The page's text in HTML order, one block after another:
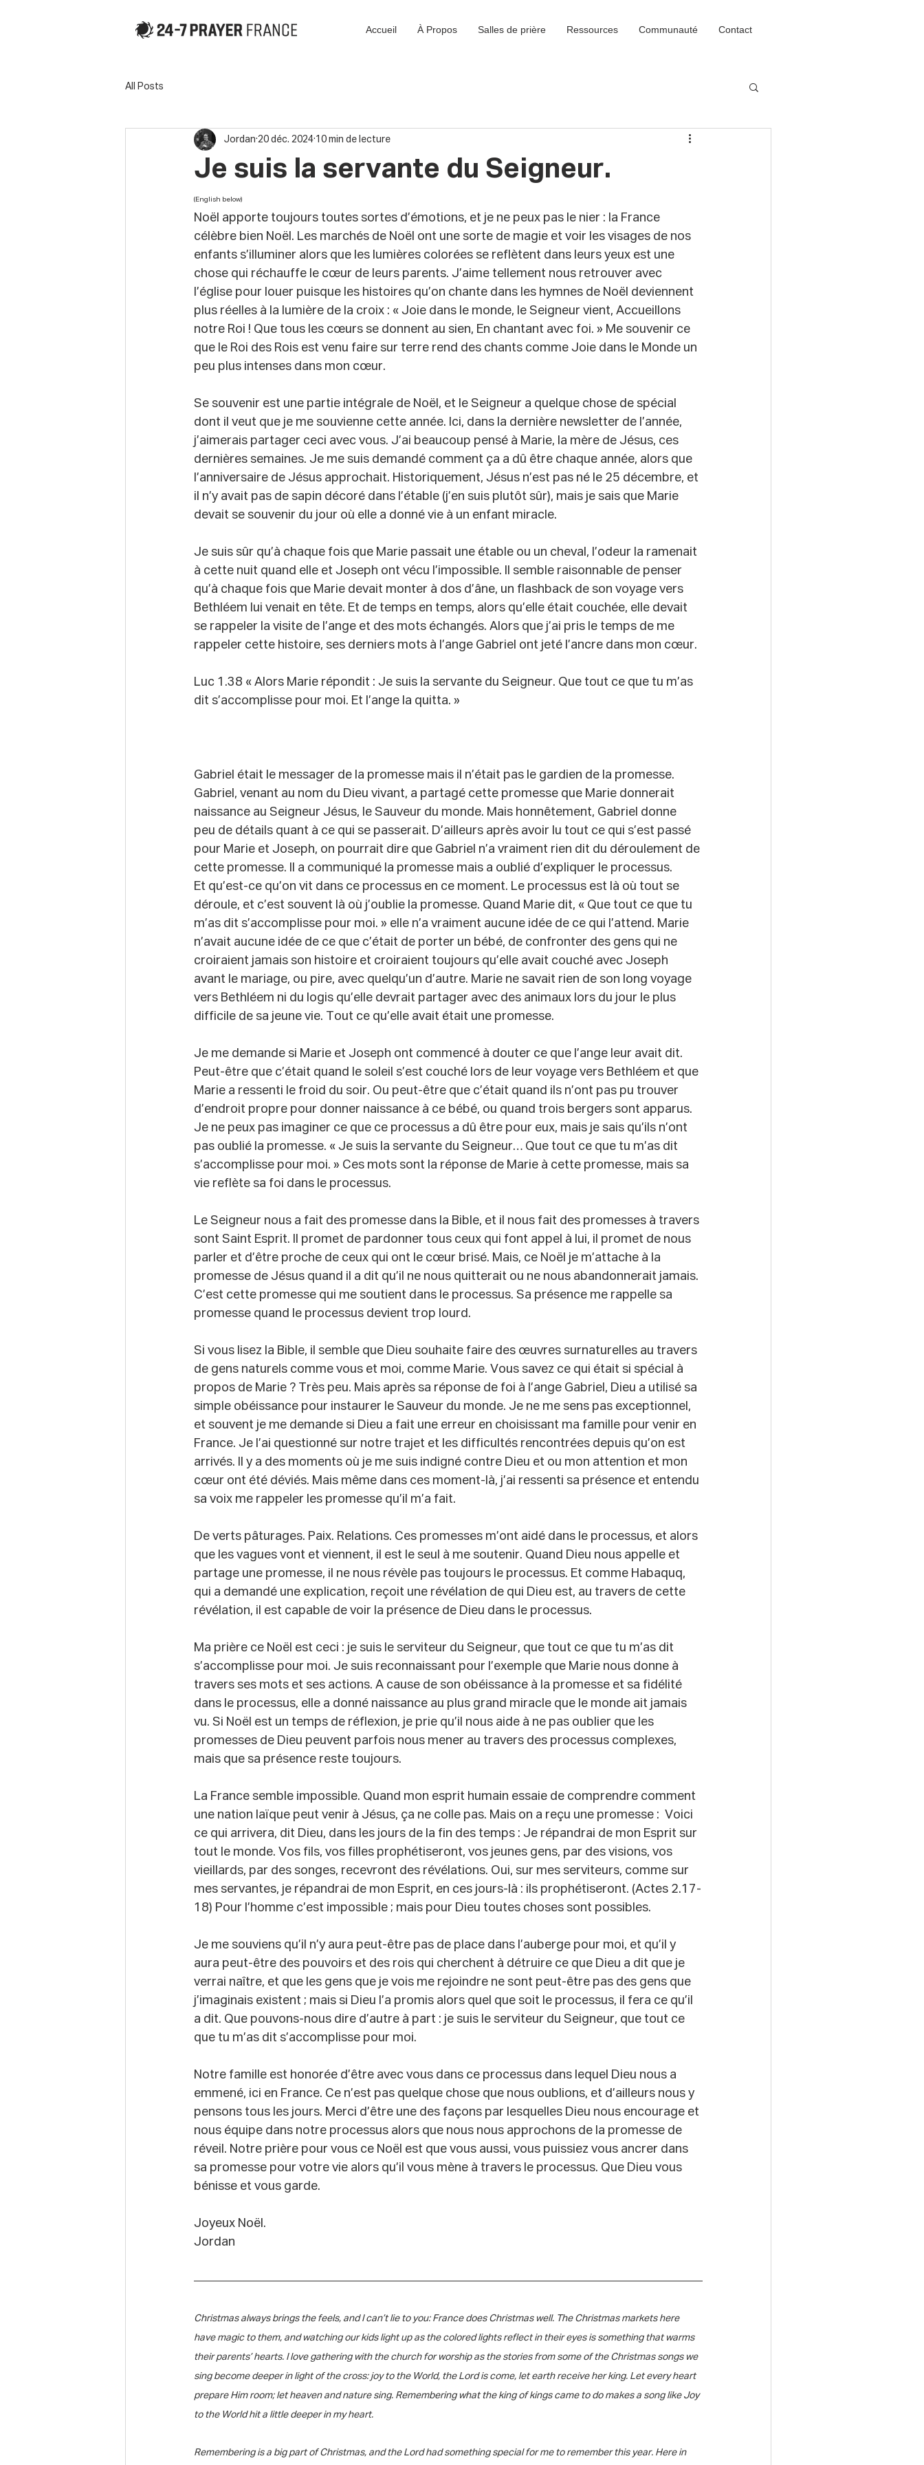
Accueil À Propos Salles de prière Ressources Communauté Contact
All Posts
Je suis la servante du Seigneur.
Jordan 20 déc. 2024 10 min de lecture
(English below)
Noël apporte toujours toutes sortes d’émotions, et je ne peux pas le nier : la France
célèbre bien Noël. Les marchés de Noël ont une sorte de magie et voir les visages de nos
enfants s’illuminer alors que les lumières colorées se reflètent dans leurs yeux est une
chose qui réchauffe le cœur de leurs parents. J’aime tellement nous retrouver avec
l’église pour louer puisque les histoires qu’on chante dans les hymnes de Noël deviennent
plus réelles à la lumière de la croix : « Joie dans le monde, le Seigneur vient, Accueillons
notre Roi ! Que tous les cœurs se donnent au sien, En chantant avec foi. » Me souvenir ce
que le Roi des Rois est venu faire sur terre rend des chants comme Joie dans le Monde un
peu plus intenses dans mon cœur.
Se souvenir est une partie intégrale de Noël, et le Seigneur a quelque chose de spécial
dont il veut que je me souvienne cette année. Ici, dans la dernière newsletter de l’année,
j’aimerais partager ceci avec vous. J’ai beaucoup pensé à Marie, la mère de Jésus, ces
dernières semaines. Je me suis demandé comment ça a dû être chaque année, alors que
l’anniversaire de Jésus approchait. Historiquement, Jésus n’est pas né le 25 décembre, et
il n’y avait pas de sapin décoré dans l’étable (j’en suis plutôt sûr), mais je sais que Marie
devait se souvenir du jour où elle a donné vie à un enfant miracle.
Je suis sûr qu’à chaque fois que Marie passait une étable ou un cheval, l’odeur la ramenait
à cette nuit quand elle et Joseph ont vécu l’impossible. Il semble raisonnable de penser
qu’à chaque fois que Marie devait monter à dos d’âne, un flashback de son voyage vers
Bethléem lui venait en tête. Et de temps en temps, alors qu’elle était couchée, elle devait
se rappeler la visite de l’ange et des mots échangés. Alors que j’ai pris le temps de me
rappeler cette histoire, ses derniers mots à l’ange Gabriel ont jeté l’ancre dans mon cœur.
Luc 1.38 « Alors Marie répondit : Je suis la servante du Seigneur. Que tout ce que tu m’as
dit s’accomplisse pour moi. Et l’ange la quitta. »
Gabriel était le messager de la promesse mais il n’était pas le gardien de la promesse.
Gabriel, venant au nom du Dieu vivant, a partagé cette promesse que Marie donnerait
naissance au Seigneur Jésus, le Sauveur du monde. Mais honnêtement, Gabriel donne
peu de détails quant à ce qui se passerait. D’ailleurs après avoir lu tout ce qui s’est passé
pour Marie et Joseph, on pourrait dire que Gabriel n’a vraiment rien dit du déroulement de
cette promesse. Il a communiqué la promesse mais a oublié d’expliquer le processus.
Et qu’est-ce qu’on vit dans ce processus en ce moment. Le processus est là où tout se
déroule, et c’est souvent là où j’oublie la promesse. Quand Marie dit, « Que tout ce que tu
m’as dit s’accomplisse pour moi. » elle n’a vraiment aucune idée de ce qui l’attend. Marie
n’avait aucune idée de ce que c’était de porter un bébé, de confronter des gens qui ne
croiraient jamais son histoire et croiraient toujours qu’elle avait couché avec Joseph
avant le mariage, ou pire, avec quelqu’un d’autre. Marie ne savait rien de son long voyage
vers Bethléem ni du logis qu’elle devrait partager avec des animaux lors du jour le plus
difficile de sa jeune vie. Tout ce qu’elle avait était une promesse.
Je me demande si Marie et Joseph ont commencé à douter ce que l’ange leur avait dit.
Peut-être que c’était quand le soleil s’est couché lors de leur voyage vers Bethléem et que
Marie a ressenti le froid du soir. Ou peut-être que c’était quand ils n’ont pas pu trouver
d’endroit propre pour donner naissance à ce bébé, ou quand trois bergers sont apparus.
Je ne peux pas imaginer ce que ce processus a dû être pour eux, mais je sais qu’ils n’ont
pas oublié la promesse. « Je suis la servante du Seigneur… Que tout ce que tu m’as dit
s’accomplisse pour moi. » Ces mots sont la réponse de Marie à cette promesse, mais sa
vie reflète sa foi dans le processus.
Le Seigneur nous a fait des promesse dans la Bible, et il nous fait des promesses à travers
sont Saint Esprit. Il promet de pardonner tous ceux qui font appel à lui, il promet de nous
parler et d’être proche de ceux qui ont le cœur brisé. Mais, ce Noël je m’attache à la
promesse de Jésus quand il a dit qu’il ne nous quitterait ou ne nous abandonnerait jamais.
C’est cette promesse qui me soutient dans le processus. Sa présence me rappelle sa
promesse quand le processus devient trop lourd.
Si vous lisez la Bible, il semble que Dieu souhaite faire des œuvres surnaturelles au travers
de gens naturels comme vous et moi, comme Marie. Vous savez ce qui était si spécial à
propos de Marie ? Très peu. Mais après sa réponse de foi à l’ange Gabriel, Dieu a utilisé sa
simple obéissance pour instaurer le Sauveur du monde. Je ne me sens pas exceptionnel,
et souvent je me demande si Dieu a fait une erreur en choisissant ma famille pour venir en
France. Je l’ai questionné sur notre trajet et les difficultés rencontrées depuis qu’on est
arrivés. Il y a des moments où je me suis indigné contre Dieu et ou mon attention et mon
cœur ont été déviés. Mais même dans ces moment-là, j’ai ressenti sa présence et entendu
sa voix me rappeler les promesse qu’il m’a fait.
De verts pâturages. Paix. Relations. Ces promesses m’ont aidé dans le processus, et alors
que les vagues vont et viennent, il est le seul à me soutenir. Quand Dieu nous appelle et
partage une promesse, il ne nous révèle pas toujours le processus. Et comme Habaquq,
qui a demandé une explication, reçoit une révélation de qui Dieu est, au travers de cette
révélation, il est capable de voir la présence de Dieu dans le processus.
Ma prière ce Noël est ceci : je suis le serviteur du Seigneur, que tout ce que tu m’as dit
s’accomplisse pour moi. Je suis reconnaissant pour l’exemple que Marie nous donne à
travers ses mots et ses actions. A cause de son obéissance à la promesse et sa fidélité
dans le processus, elle a donné naissance au plus grand miracle que le monde ait jamais
vu. Si Noël est un temps de réflexion, je prie qu’il nous aide à ne pas oublier que les
promesses de Dieu peuvent parfois nous mener au travers des processus complexes,
mais que sa présence reste toujours.
La France semble impossible. Quand mon esprit humain essaie de comprendre comment
une nation laïque peut venir à Jésus, ça ne colle pas. Mais on a reçu une promesse :  Voici
ce qui arrivera, dit Dieu, dans les jours de la fin des temps : Je répandrai de mon Esprit sur
tout le monde. Vos fils, vos filles prophétiseront, vos jeunes gens, par des visions, vos
vieillards, par des songes, recevront des révélations. Oui, sur mes serviteurs, comme sur
mes servantes, je répandrai de mon Esprit, en ces jours-là : ils prophétiseront. (Actes 2.17-
18) Pour l’homme c’est impossible ; mais pour Dieu toutes choses sont possibles.
Je me souviens qu’il n’y aura peut-être pas de place dans l’auberge pour moi, et qu’il y
aura peut-être des pouvoirs et des rois qui cherchent à détruire ce que Dieu a dit que je
verrai naître, et que les gens que je vois me rejoindre ne sont peut-être pas des gens que
j’imaginais existent ; mais si Dieu l’a promis alors quel que soit le processus, il fera ce qu’il
a dit. Que pouvons-nous dire d’autre à part : je suis le serviteur du Seigneur, que tout ce
que tu m’as dit s’accomplisse pour moi.
Notre famille est honorée d’être avec vous dans ce processus dans lequel Dieu nous a
emmené, ici en France. Ce n’est pas quelque chose que nous oublions, et d’ailleurs nous y
pensons tous les jours. Merci d’être une des façons par lesquelles Dieu nous encourage et
nous équipe dans notre processus alors que nous nous approchons de la promesse de
réveil. Notre prière pour vous ce Noël est que vous aussi, vous puissiez vous ancrer dans
sa promesse pour votre vie alors qu’il vous mène à travers le processus. Que Dieu vous
bénisse et vous garde.
Joyeux Noël.
Jordan
Christmas always brings the feels, and I can’t lie to you: France does Christmas well. The Christmas markets here
have magic to them, and watching our kids light up as the colored lights reflect in their eyes is something that warms
their parents’ hearts. I love gathering with the church for worship as the stories from some of the Christmas songs we
sing become deeper in light of the cross: joy to the World, the Lord is come, let earth receive her king. Let every heart
prepare Him room; let heaven and nature sing. Remembering what the king of kings came to do makes a song like Joy
to the World hit a little deeper in my heart.
Remembering is a big part of Christmas, and the Lord had something special for me to remember this year. Here in